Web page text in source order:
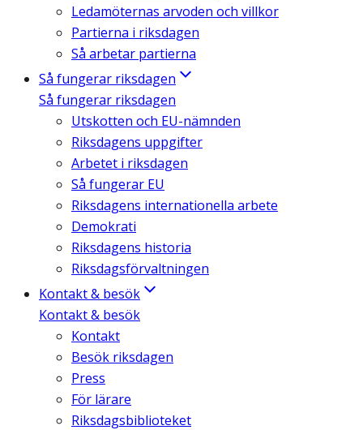
Ledamöternas arvoden och villkor
Partierna i riksdagen
Så arbetar partierna
Så fungerar riksdagen
Så fungerar riksdagen
Utskotten och EU-nämnden
Riksdagens uppgifter
Arbetet i riksdagen
Så fungerar EU
Riksdagens internationella arbete
Demokrati
Riksdagens historia
Riksdagsförvaltningen
Kontakt & besök
Kontakt & besök
Kontakt
Besök riksdagen
Press
För lärare
Riksdagsbiblioteket